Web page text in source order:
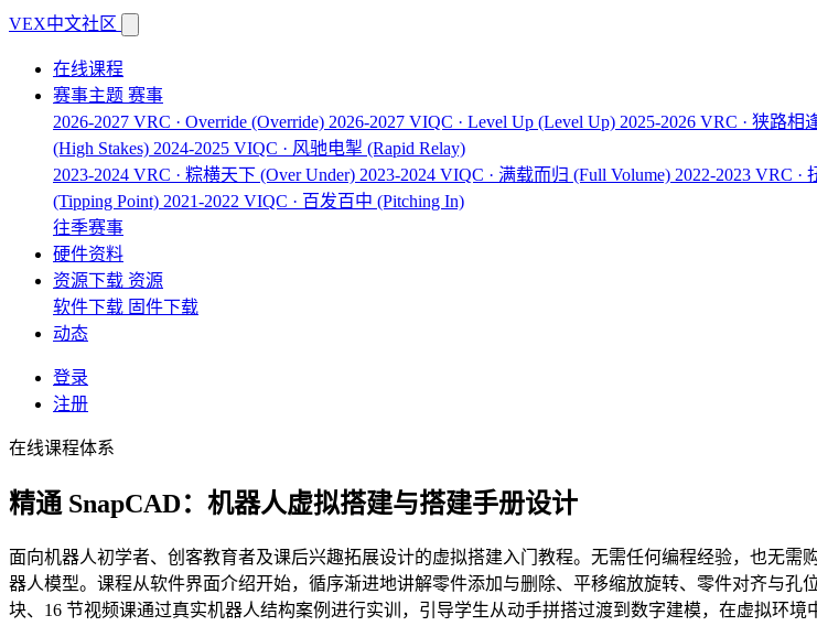
VEX中文社区
在线课程
赛事主题 赛事
2026-2027 VRC · Override (Override) 2026-2027 VIQC · Level Up (Level Up) 2025-2026 VRC · 狭路相
(High Stakes) 2024-2025 VIQC · 风驰电掣 (Rapid Relay)
2023-2024 VRC · 粽横天下 (Over Under) 2023-2024 VIQC · 满载而归 (Full Volume) 2022-2023 VRC ·
(Tipping Point) 2021-2022 VIQC · 百发百中 (Pitching In)
往季赛事
硬件资料
资源下载 资源
软件下载 固件下载
动态
登录
注册
在线课程体系
精通 SnapCAD：机器人虚拟搭建与搭建手册设计
面向机器人初学者、创客教育者及课后兴趣拓展设计的虚拟搭建入门教程。无需任何编程经验，也无
器人模型。课程从软件界面介绍开始，循序渐进地讲解零件添加与删除、平移缩放旋转、零件对齐与
块、16 节视频课通过真实机器人结构案例进行实训，引导学生从动手拼搭过渡到数字建模，在虚拟环